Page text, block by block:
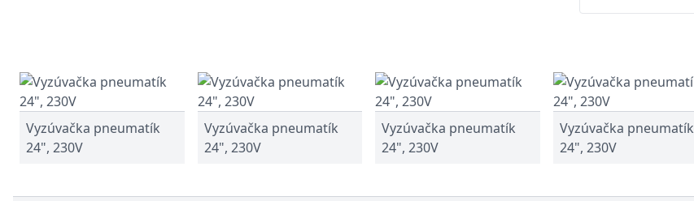
Vyzúvačka pneumatík
24", 230V
Vyzúvačka pneumatík
24", 230V
Vyzúvačka pneumatík
24", 230V
Vyzúvačka pneumatík
24", 230V